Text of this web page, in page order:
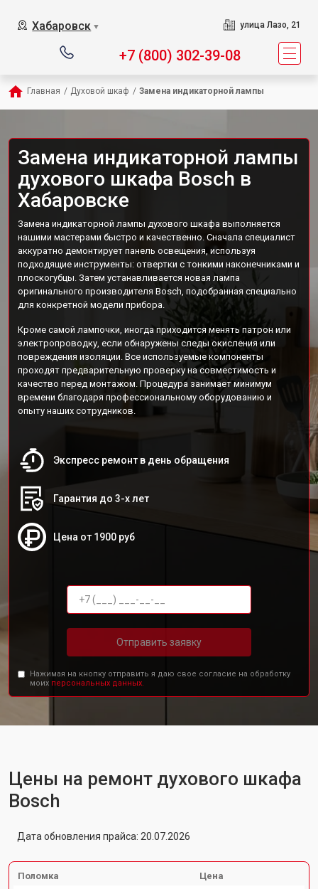
Хабаровск ▼ улица Лазо, 21
+7 (800) 302-39-08
Главная / Духовой шкаф / Замена индикаторной лампы
Замена индикаторной лампы
духового шкафа Bosch в
Хабаровске
Замена индикаторной лампы духового шкафа выполняется
нашими мастерами быстро и качественно. Сначала специалист
аккуратно демонтирует панель освещения, используя
подходящие инструменты: отвертки с тонкими наконечниками и
плоскогубцы. Затем устанавливается новая лампа
оригинального производителя Bosch, подобранная специально
для конкретной модели прибора.
Кроме самой лампочки, иногда приходится менять патрон или
электропроводку, если обнаружены следы окисления или
повреждения изоляции. Все используемые компоненты
проходят предварительную проверку на совместимость и
качество перед монтажом. Процедура занимает минимум
времени благодаря профессиональному оборудованию и
опыту наших сотрудников.
Экспресс ремонт в день обращения
Гарантия до 3-х лет
Цена от 1900 руб
Отправить заявку
Нажимая на кнопку отправить я даю свое согласие на обработку
моих персональных данных.
Цены на ремонт духового шкафа
Bosch
Дата обновления прайса: 20.07.2026
Поломка Цена